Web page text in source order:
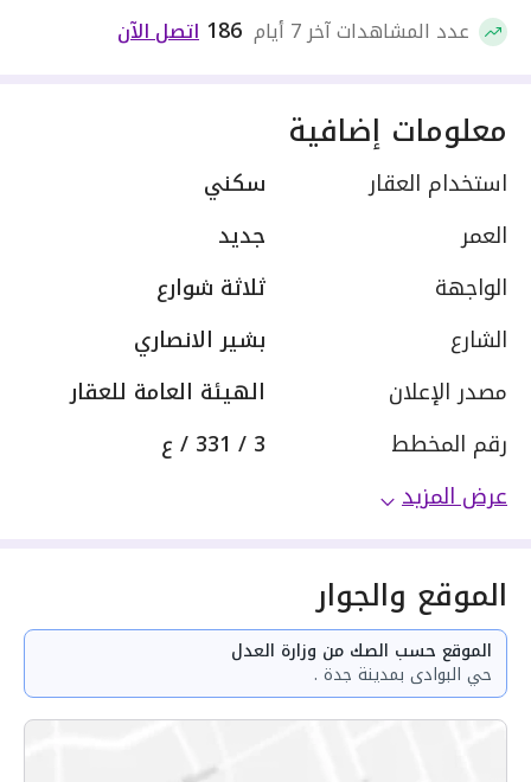
عدد المشاهدات آخر 7 أيام 186 اتصل الآن
معلومات إضافية
استخدام العقار
سكني
العمر
جديد
الواجهة
ثلاثة شوارع
الشارع
بشير الانصاري
مصدر الإعلان
الهيئة العامة للعقار
رقم المخطط
3 / 331 / ع
عرض المزيد
الموقع والجوار
الموقع حسب الصك من وزارة العدل
حي البوادى بمدينة جدة .